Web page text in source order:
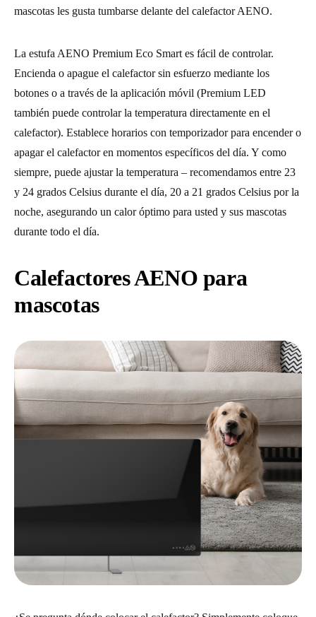
mascotas les gusta tumbarse delante del calefactor AENO.
La estufa AENO Premium Eco Smart es fácil de controlar.
Encienda o apague el calefactor sin esfuerzo mediante los
botones o a través de la aplicación móvil (Premium LED
también puede controlar la temperatura directamente en el
calefactor). Establece horarios con temporizador para encender o
apagar el calefactor en momentos específicos del día. Y como
siempre, puede ajustar la temperatura – recomendamos entre 23
y 24 grados Celsius durante el día, 20 a 21 grados Celsius por la
noche, asegurando un calor óptimo para usted y sus mascotas
durante todo el día.
Calefactores AENO para
mascotas